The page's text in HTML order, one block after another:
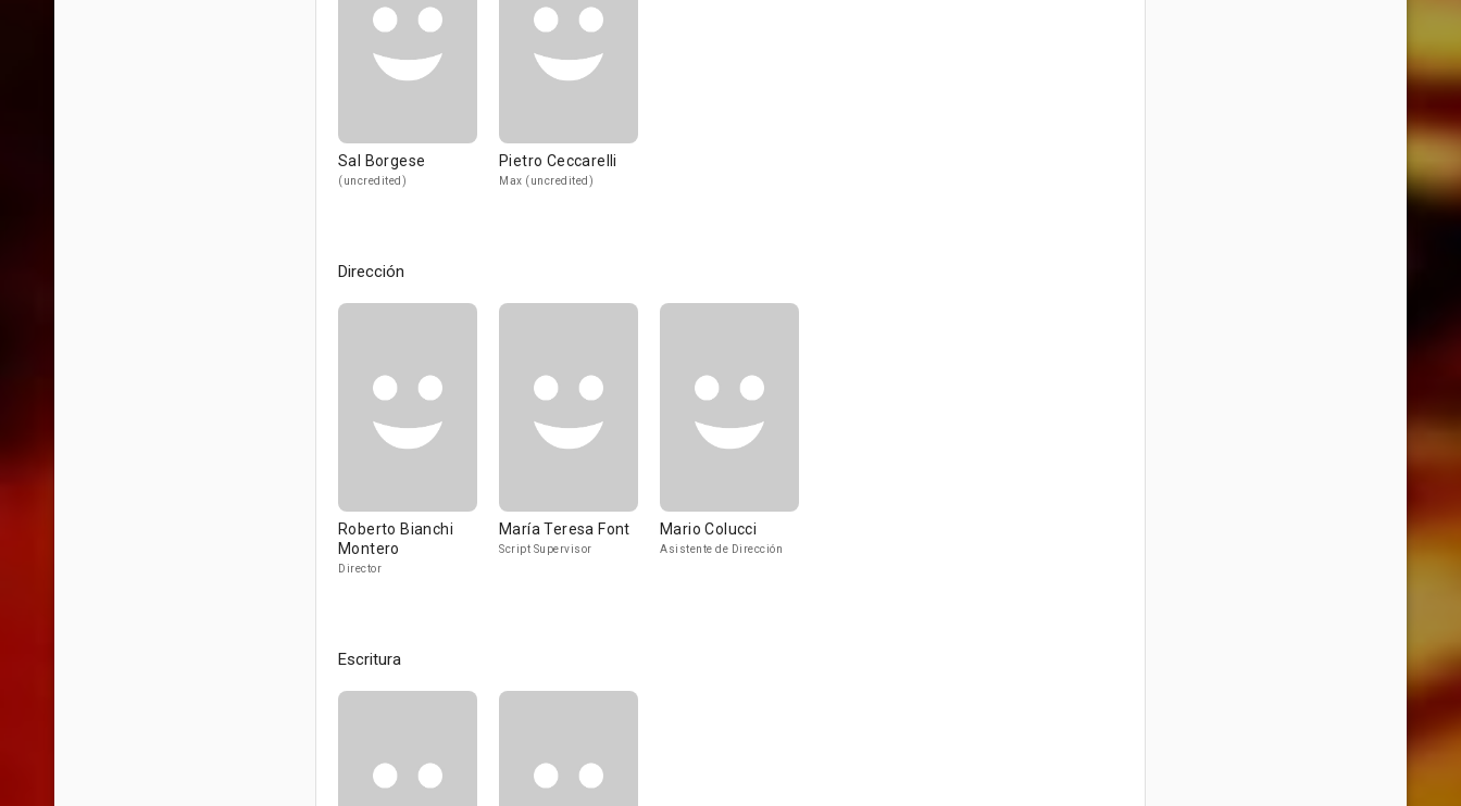
Sal Borgese
(uncredited)
Pietro Ceccarelli
Max (uncredited)
Dirección
Roberto Bianchi
Montero
Director
María Teresa Font
Script Supervisor
Mario Colucci
Asistente de Dirección
Escritura